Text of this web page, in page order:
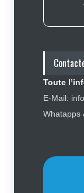
Toute
E-Mail:
Whatapps